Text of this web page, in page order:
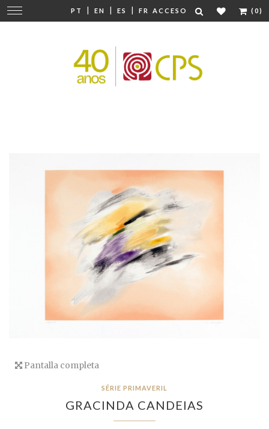
PT | EN | ES | FR ACCESO (0)
Cambiar
navegación
Pantalla completa
SÉRIE PRIMAVERIL
GRACINDA CANDEIAS